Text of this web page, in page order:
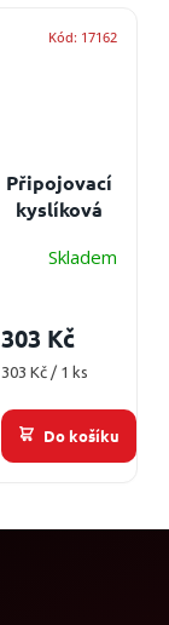
Připojovací
kyslíková
Skladem
303 Kč
Měrná
303 Kč / 1 ks
Do košíku
Kód: 17162